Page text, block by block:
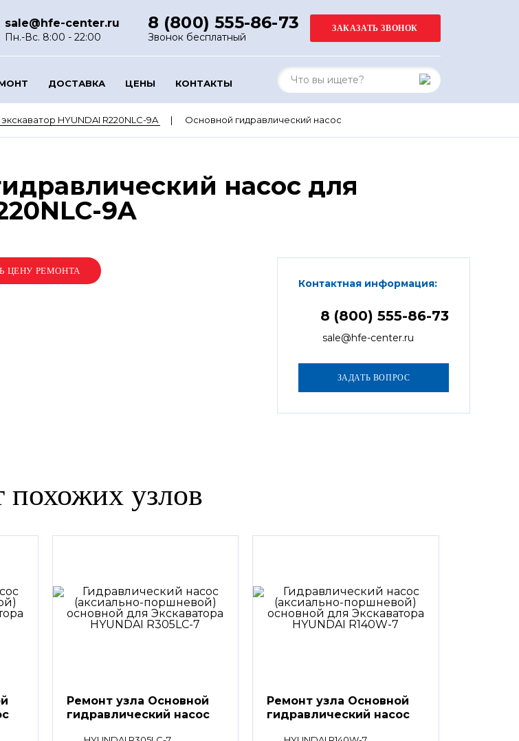
sale@hfe-center.ru
Пн.-Вс. 8:00 - 22:00
8 (800) 555-86-73
Звонок бесплатный
ДОСТАВКА ЦЕНЫ КОНТАКТЫ
HYUNDAI R220NLC-9A Основной гидравлический насос
насос для
9A
Контактная информация:
8 (800) 555-86-73
sale@hfe-center.ru
похожих узлов
Ремонт узла Основной
гидравлический насос
Ремонт узла Основной
гидравлический насос